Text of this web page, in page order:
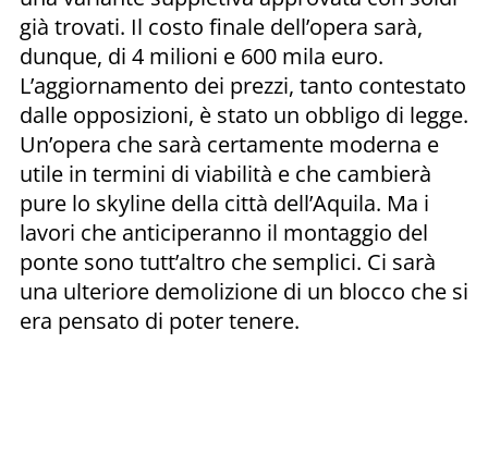
già trovati. Il costo finale dell’opera sarà,
dunque, di 4 milioni e 600 mila euro.
L’aggiornamento dei prezzi, tanto contestato
dalle opposizioni, è stato un obbligo di legge.
Un’opera che sarà certamente moderna e
utile in termini di viabilità e che cambierà
pure lo skyline della città dell’Aquila. Ma i
lavori che anticiperanno il montaggio del
ponte sono tutt’altro che semplici. Ci sarà
una ulteriore demolizione di un blocco che si
era pensato di poter tenere.